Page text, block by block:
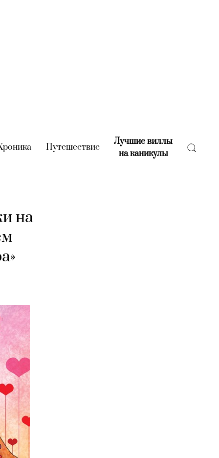
(current)
Путешествие(current)
Лучшие виллы
на каникулы(current)
на